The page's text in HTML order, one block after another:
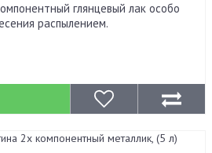
глянцевый лак особо
распылением.